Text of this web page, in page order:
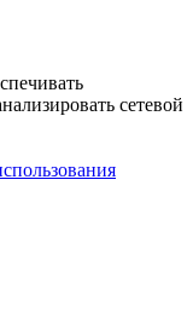
сетевой